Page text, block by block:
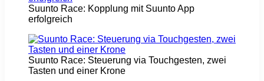
Suunto Race: Kopplung mit Suunto App
erfolgreich
Suunto Race: Steuerung via Touchgesten, zwei
Tasten und einer Krone